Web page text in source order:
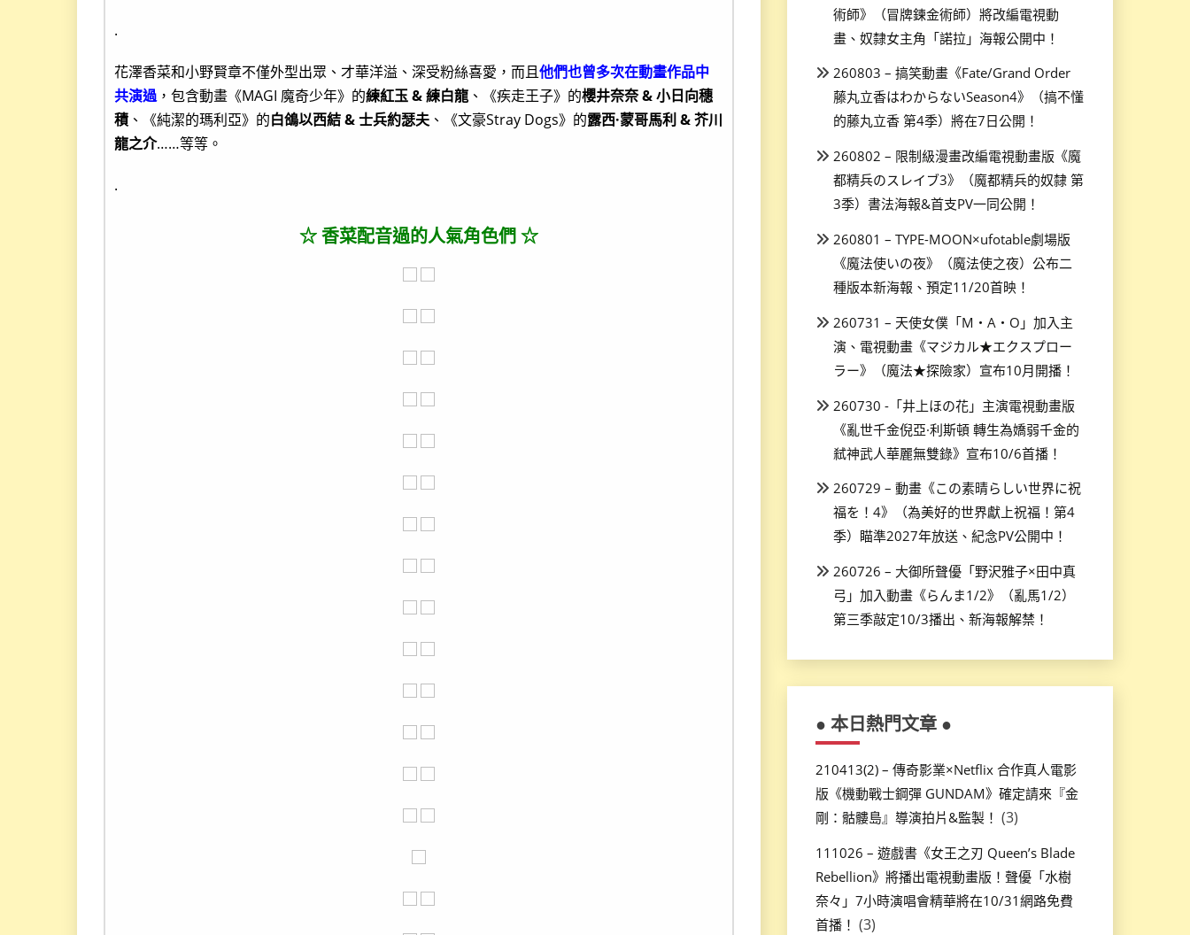
.
花澤香菜和小野賢章不僅外型出眾、才華洋溢、深受粉絲喜愛，而且他們也曾多次在動畫作品中
共演過，包含動畫《MAGI 魔奇少年》的練紅玉 & 練白龍 、《疾走王子》的櫻井奈奈 & 小日向穗
積 、《純潔的瑪利亞》的白鴿以西結 & 士兵約瑟夫 、《文豪Stray Dogs》的露西·蒙哥馬利 & 芥川
龍之介……等等。
.
☆ 香菜配音過的人氣角色們 ☆
術師》（冒牌鍊金術師）將改編電視動
畫、奴隸女主角「諾拉」海報公開中！
260803 – 搞笑動畫《Fate/Grand Order
藤丸立香はわからないSeason4》（搞不懂
的藤丸立香 第4季）將在7日公開！
260802 – 限制級漫畫改編電視動畫版《魔
都精兵のスレイブ3》（魔都精兵的奴隸 第
3季）書法海報&首支PV一同公開！
260801 – TYPE-MOON×ufotable劇場版
《魔法使いの夜》（魔法使之夜）公布二
種版本新海報、預定11/20首映！
260731 – 天使女僕「M・A・O」加入主
演、電視動畫《マジカル★エクスプロー
ラー》（魔法★探險家）宣布10月開播！
260730 -「井上ほの花」主演電視動畫版
《亂世千金倪亞·利斯頓 轉生為嬌弱千金的
弒神武人華麗無雙錄》宣布10/6首播！
260729 – 動畫《この素晴らしい世界に祝
福を！4》（為美好的世界獻上祝福！第4
季）瞄準2027年放送、紀念PV公開中！
260726 – 大御所聲優「野沢雅子×田中真
弓」加入動畫《らんま1/2》（亂馬1/2）
第三季敲定10/3播出、新海報解禁！
● 本日熱門文章 ●
210413(2) – 傳奇影業×Netflix 合作真人電影
版《機動戰士鋼彈 GUNDAM》確定請來『金
剛：骷髏島』導演拍片&監製！ (3)
111026 – 遊戲書《女王之刃 Queen’s Blade
Rebellion》將播出電視動畫版！聲優「水樹
奈々」7小時演唱會精華將在10/31網路免費
首播！ (3)